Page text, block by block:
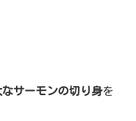
なサーモンの切り身を